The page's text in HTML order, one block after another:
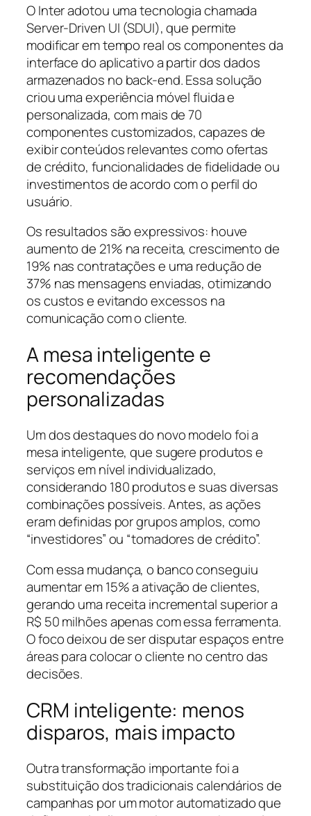
O Inter adotou uma tecnologia chamada
Server-Driven UI (SDUI), que permite
modificar em tempo real os componentes da
interface do aplicativo a partir dos dados
armazenados no back-end. Essa solução
criou uma experiência móvel fluida e
personalizada, com mais de 70
componentes customizados, capazes de
exibir conteúdos relevantes como ofertas
de crédito, funcionalidades de fidelidade ou
investimentos de acordo com o perfil do
usuário.
Os resultados são expressivos: houve
aumento de 21% na receita, crescimento de
19% nas contratações e uma redução de
37% nas mensagens enviadas, otimizando
os custos e evitando excessos na
comunicação com o cliente.
A mesa inteligente e
recomendações
personalizadas
Um dos destaques do novo modelo foi a
mesa inteligente, que sugere produtos e
serviços em nível individualizado,
considerando 180 produtos e suas diversas
combinações possíveis. Antes, as ações
eram definidas por grupos amplos, como
“investidores” ou “tomadores de crédito”.
Com essa mudança, o banco conseguiu
aumentar em 15% a ativação de clientes,
gerando uma receita incremental superior a
R$ 50 milhões apenas com essa ferramenta.
O foco deixou de ser disputar espaços entre
áreas para colocar o cliente no centro das
decisões.
CRM inteligente: menos
disparos, mais impacto
Outra transformação importante foi a
substituição dos tradicionais calendários de
campanhas por um motor automatizado que